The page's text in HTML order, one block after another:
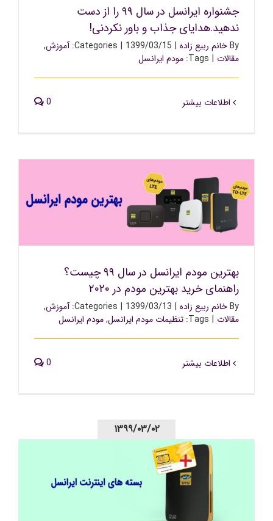
جشنواره ایرانسل در سال ۹۹ را از دست
ندهید.هدایای جذاب و باور نکردنی!
Byخانم ربیع زاده |
1399/03/15
|
Categories: آموزش,
مقالات |
Tags: مودم ایرانسل
اطلاعات بیشتر 0
بهترین مودم ایرانسل در سال ۹۹ چیست؟ راهنمای خرید
بهترین مودم در ۲۰۲۰
بهترین مودم ایرانسل در سال ۹۹ چیست؟
راهنمای خرید بهترین مودم در ۲۰۲۰
Byخانم ربیع زاده |
1399/03/13
|
Categories: آموزش,
مقالات |
Tags: تنظیمات مودم ایرانسل,مودم ایرانسل
اطلاعات بیشتر 0
۱۳۹۹/۰۳/۰۲
بسته های مودم ایرانسل:بسته های اینترنت td-lte و اینترنت